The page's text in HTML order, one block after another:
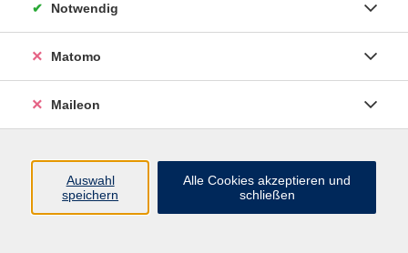
Notwendig
Matomo
Maileon
Auswahl
speichern
Alle Cookies akzeptieren und
schließen